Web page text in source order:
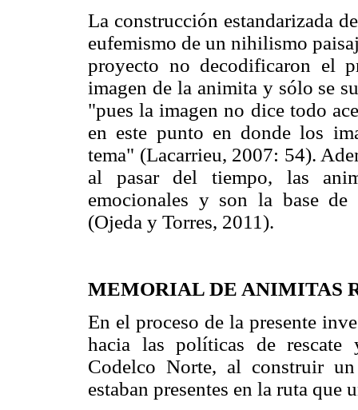
La construcción estandarizada
eufemismo de un nihilismo
proyecto no decodificaron el
imagen de la animita y sólo se
"pues la imagen no dice todo
en este punto en donde los
tema" (Lacarrieu, 2007: 54).
al pasar del tiempo, las
emocionales y son la base de
(Ojeda y Torres, 2011).
MEMORIAL DE ANIMITAS
En el proceso de la presente
hacia las políticas de
Codelco Norte, al construir
estaban presentes en la ruta que